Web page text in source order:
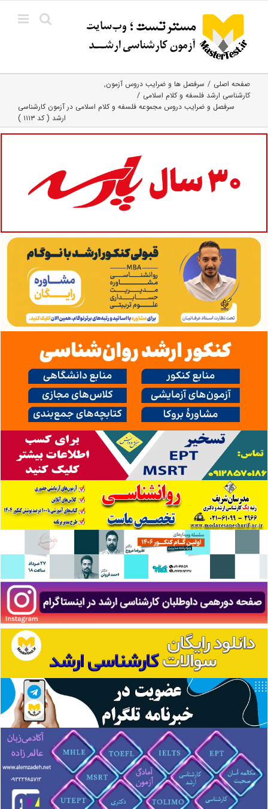
content
صفحه اصلی
سرفصل ها و ضرایب دروس آزمون
کارشناسی ارشد فلسفه و کلام اسلامی
سرفصل و ضرایب دروس مجموعه فلسفه و کلام اسلامی در آزمون کارشناسی
ارشد ( کد ۱۱۱۳ )